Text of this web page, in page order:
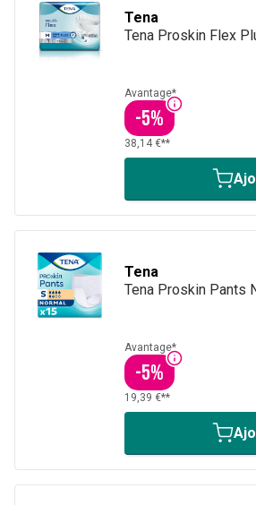
Tena
Tena Proskin Flex
Avantage*
-5%
38,14 €**
Tena
Tena Proskin Pants
Avantage*
-5%
19,39 €**